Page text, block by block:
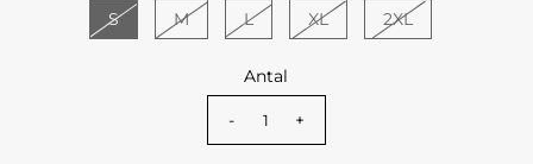
S M L XL 2XL
Antal
- +